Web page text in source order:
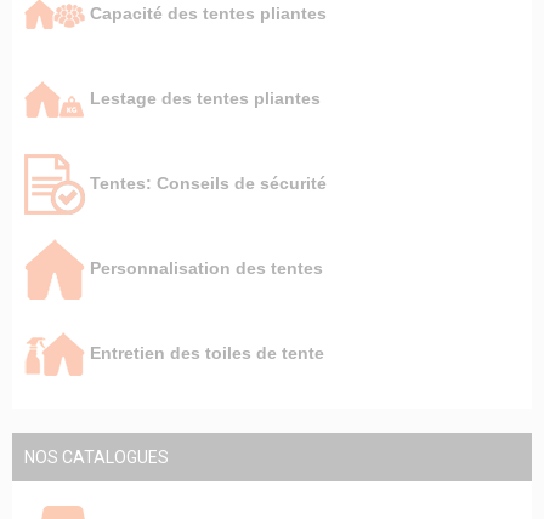
Capacité des tentes pliantes
Lestage des tentes pliantes
Tentes: Conseils de sécurité
Personnalisation des tentes
Entretien des toiles de tente
NOS CATALOGUES